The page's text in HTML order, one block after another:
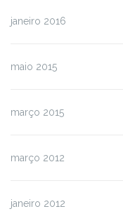
janeiro 2016
maio 2015
março 2015
março 2012
janeiro 2012